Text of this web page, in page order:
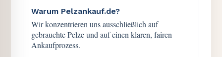
Warum Pelzankauf.de?
Wir konzentrieren uns ausschließlich auf
gebrauchte Pelze und auf einen klaren, fairen
Ankaufprozess.